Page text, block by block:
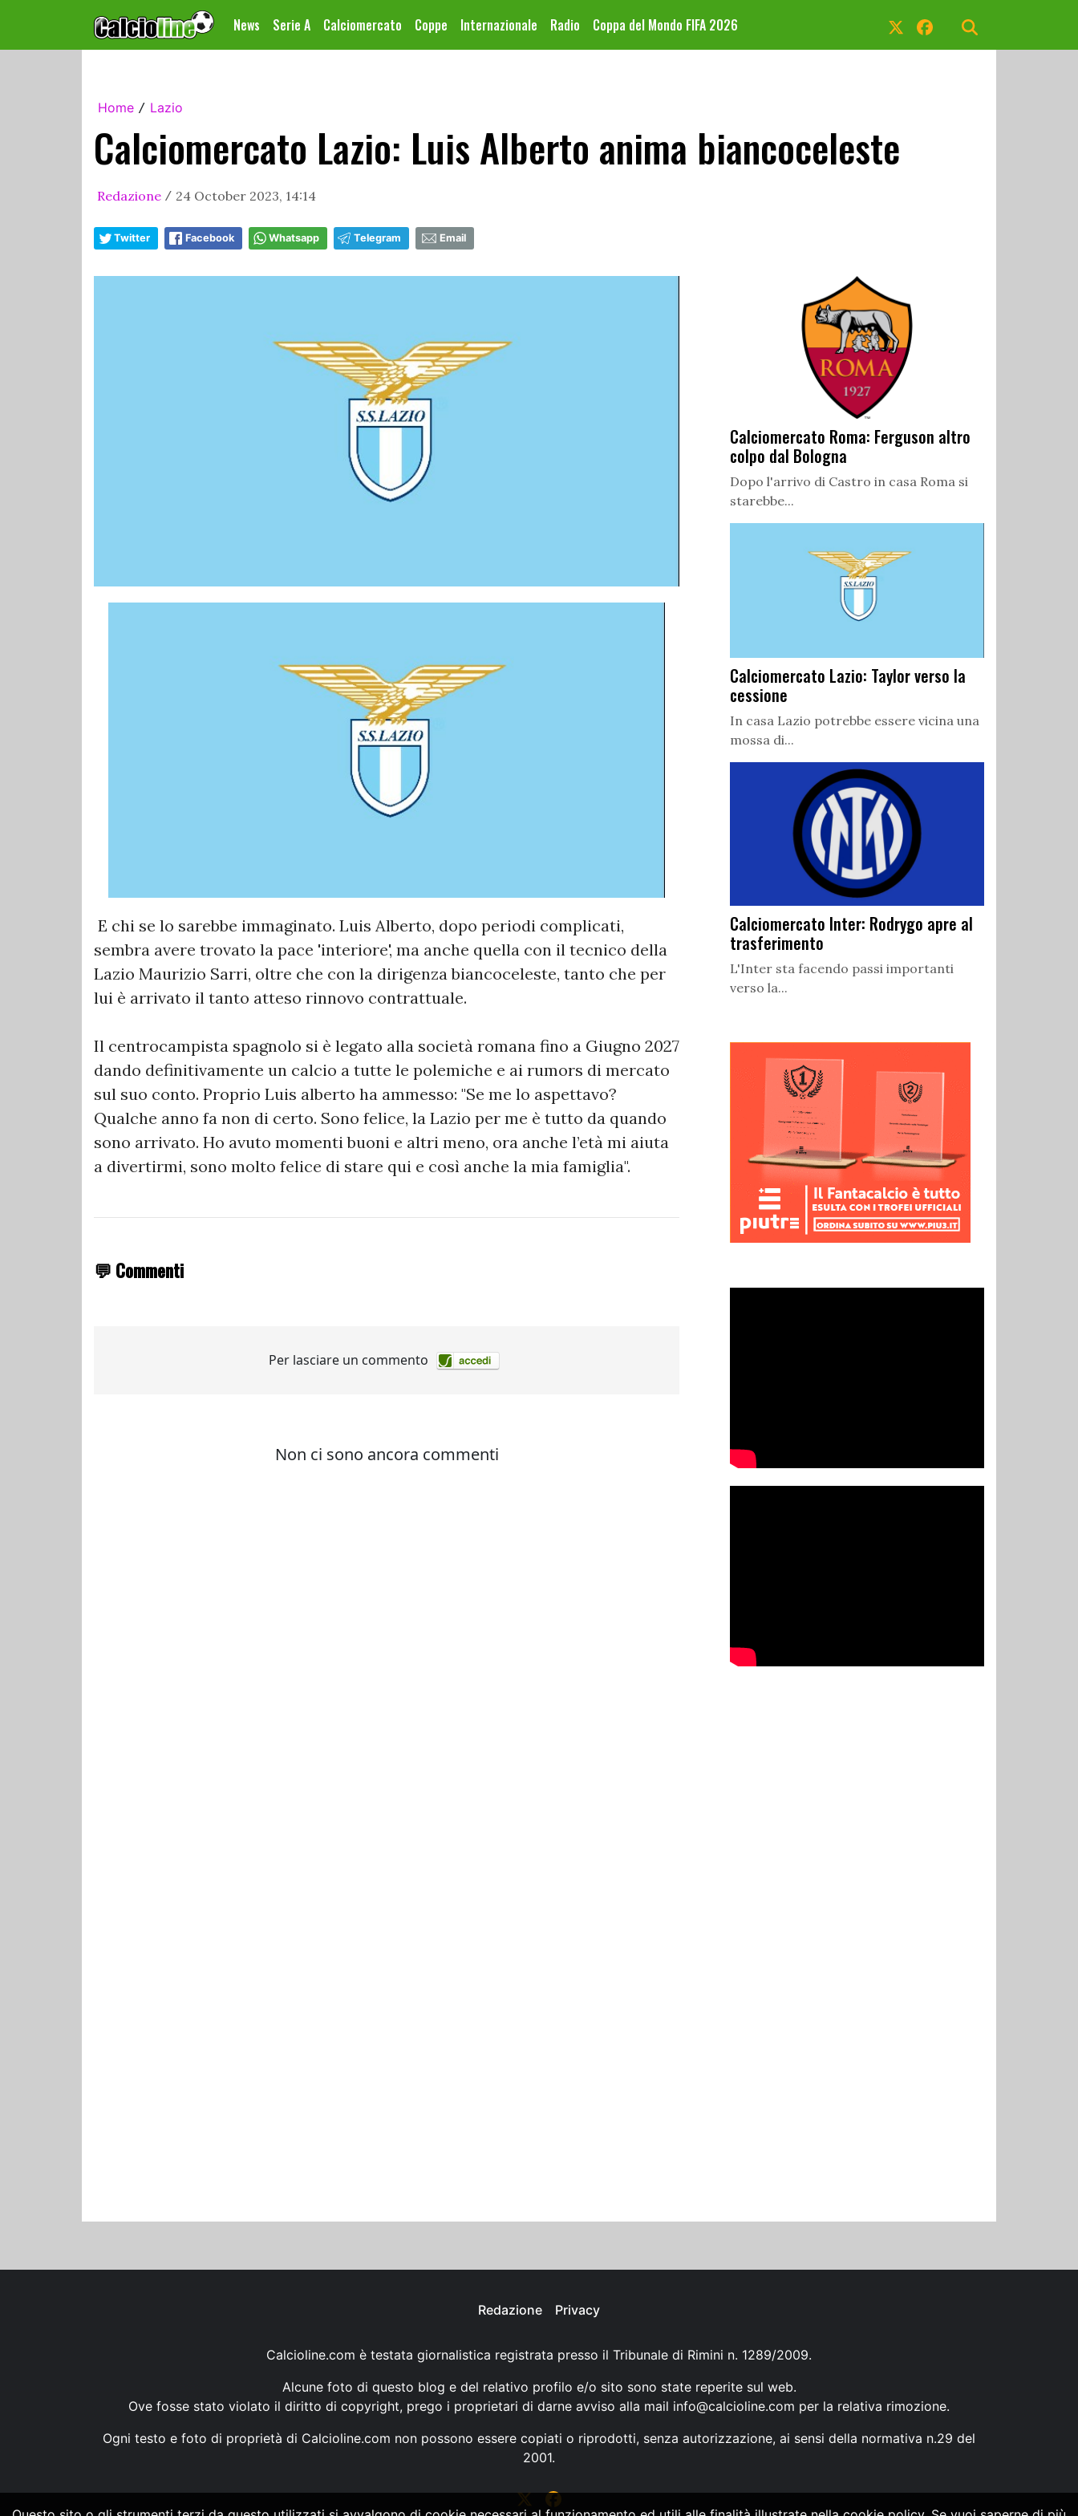
News Serie A Calciomercato Coppe Internazionale Radio Coppa del Mondo FIFA 2026
Home / Lazio
Calciomercato Lazio: Luis Alberto anima biancoceleste
Redazione / 24 October 2023, 14:14
Twitter Facebook Whatsapp Telegram Email
E chi se lo sarebbe immaginato. Luis Alberto, dopo periodi complicati,
sembra avere trovato la pace 'interiore', ma anche quella con il tecnico della
Lazio Maurizio Sarri, oltre che con la dirigenza biancoceleste, tanto che per
lui è arrivato il tanto atteso rinnovo contrattuale.
Il centrocampista spagnolo si è legato alla società romana fino a Giugno 2027
dando definitivamente un calcio a tutte le polemiche e ai rumors di mercato
sul suo conto. Proprio Luis alberto ha ammesso: "Se me lo aspettavo?
Qualche anno fa non di certo. Sono felice, la Lazio per me è tutto da quando
sono arrivato. Ho avuto momenti buoni e altri meno, ora anche l’età mi aiuta
a divertirmi, sono molto felice di stare qui e così anche la mia famiglia".
💬 Commenti
Calciomercato Roma: Ferguson altro
colpo dal Bologna
Dopo l'arrivo di Castro in casa Roma si
starebbe...
Calciomercato Lazio: Taylor verso la
cessione
In casa Lazio potrebbe essere vicina una
mossa di...
Calciomercato Inter: Rodrygo apre al
trasferimento
L'Inter sta facendo passi importanti
verso la...
Redazione Privacy
Calcioline.com è testata giornalistica registrata presso il Tribunale di Rimini n. 1289/2009.
Alcune foto di questo blog e del relativo profilo e/o sito sono state reperite sul web.
Ove fosse stato violato il diritto di copyright, prego i proprietari di darne avviso alla mail info@calcioline.com per la relativa rimozione.
Ogni testo e foto di proprietà di Calcioline.com non possono essere copiati o riprodotti, senza autorizzazione, ai sensi della normativa n.29 del
2001.